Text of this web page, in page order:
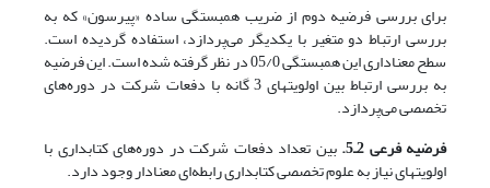
برای بررسی فرضیه دوم از ضریب همبستگی ساده «پیرسون» که به
بررسی ارتباط دو متغیر با یکدیگر می‌پردازد، استفاده گردیده است.
سطح معناداری این همبستگی 05/0 در نظر گرفته شده است. این فرضیه
به بررسی ارتباط بین اولویتهای 3 گانه با دفعات شرکت در دوره‌های
تخصصی می‌پردازد.
فرضیه فرعی 2ـ5.
بین تعداد دفعات شرکت در دوره‌های کتابداری با
اولویتهای نیاز به علوم تخصصی کتابداری رابطه‌ای معنادار وجود دارد.